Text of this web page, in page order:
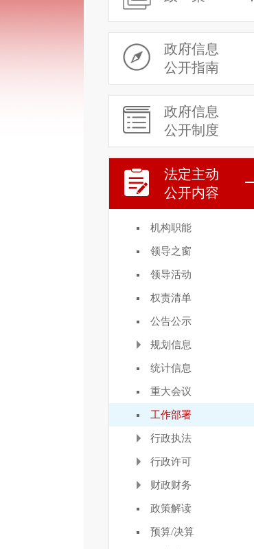
政府信息
公开指南
政府信息
公开制度
法定主动
公开内容
机构职能
领导之窗
领导活动
权责清单
公告公示
规划信息
统计信息
重大会议
工作部署
行政执法
行政许可
财政财务
政策解读
预算/决算